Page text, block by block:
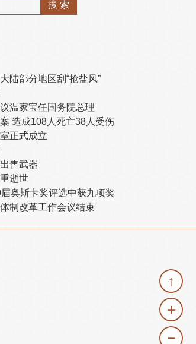
陆部分地区刮“抢盐风”
温家宝任国务院总理
造成108人死亡38人受伤
正式成立
售武器
逝世
届奥斯卡奖评选中获九项奖
制改革工作会议结束
↑
＋
－